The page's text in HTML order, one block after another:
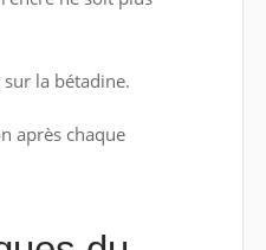
la bétadine.
après chaque